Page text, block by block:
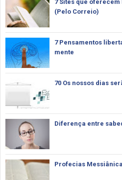
7 Sites que
(Pelo Correio)
7 Pensamentos
mente
70 Os nossos dias
Diferença entre
Profecias